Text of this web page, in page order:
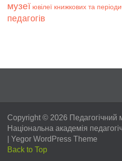
музеї ювілеї книжкових та
педагогів
Copyright © 2026 Педагогічний
Національна академія
Yegor WordPress Theme
Back to Top